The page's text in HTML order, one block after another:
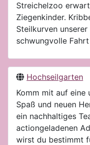
Streichelzoo
Ziegenkinder.
Steilkurven
schwungvolle
Hochseilgarten
Komm mit auf eine
Spaß und neuen
ein nachhaltiges
actiongeladenen
wirst du bestimmt